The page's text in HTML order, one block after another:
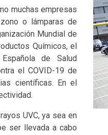
muchas empresas
o lámparas de
Mundial de
Químicos, el
de Salud
el COVID-19 de
científicas. En el
UVC, ya sea en
ser llevada a cabo